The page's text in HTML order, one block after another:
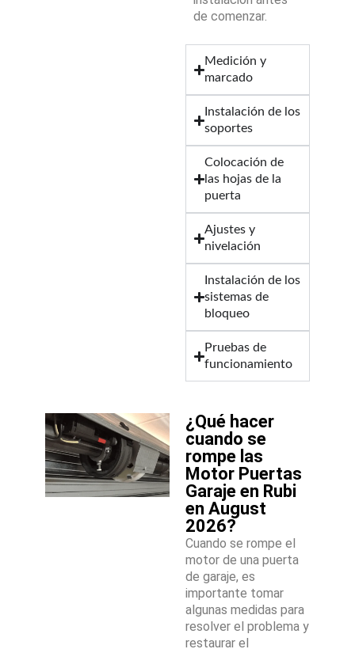
de comenzar.
Medición y
marcado
Instalación de los
soportes
Colocación de
las hojas de la
puerta
Ajustes y
nivelación
Instalación de los
sistemas de
bloqueo
Pruebas de
funcionamiento
¿Qué hacer
cuando se
rompe las
Motor Puertas
Garaje en Rubi
en August
2026?
Cuando se rompe el
motor de una puerta
de garaje, es
importante tomar
algunas medidas para
resolver el problema y
restaurar el